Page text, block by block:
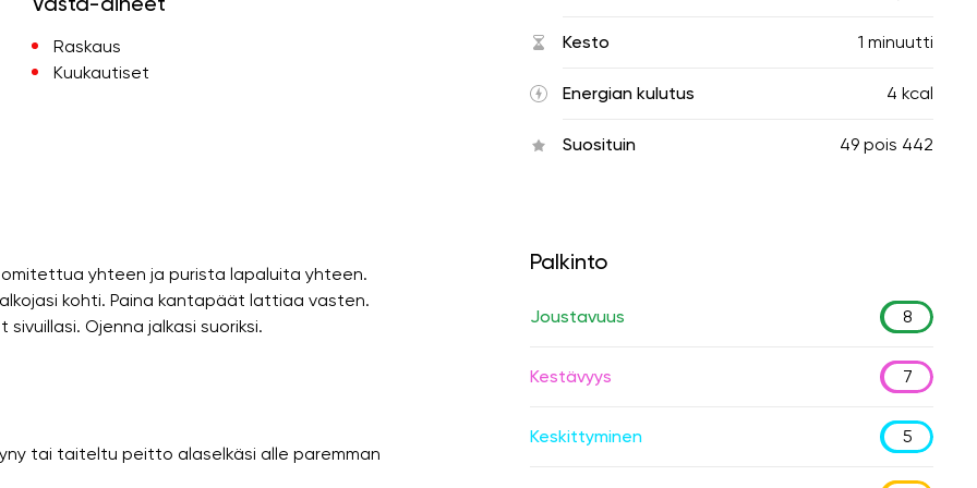
Raskaus
Kuukautiset
yhteen ja purista lapaluita yhteen.
kohti. Paina kantapäät lattiaa vasten.
Ojenna jalkasi suoriksi.
tai taiteltu peitto alaselkäsi alle paremman
Kesto 1 minuutti
Energian kulutus 4 kcal
Suosituin 49 pois 442
Palkinto
Joustavuus 8
Kestävyys 7
Keskittyminen 5